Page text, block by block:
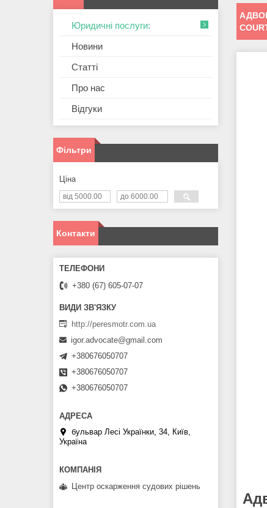
Юридичні послуги:
Новини
Статті
Про нас
Відгуки
Фільтри
Ціна
Контакти
+380 (67) 605-07-07
http://peresmotr.com.ua
igor.advocate@gmail.com
+380676050707
+380676050707
+380676050707
бульвар Лесі Українки, 34, Київ,
Україна
Центр оскарження судових рішень